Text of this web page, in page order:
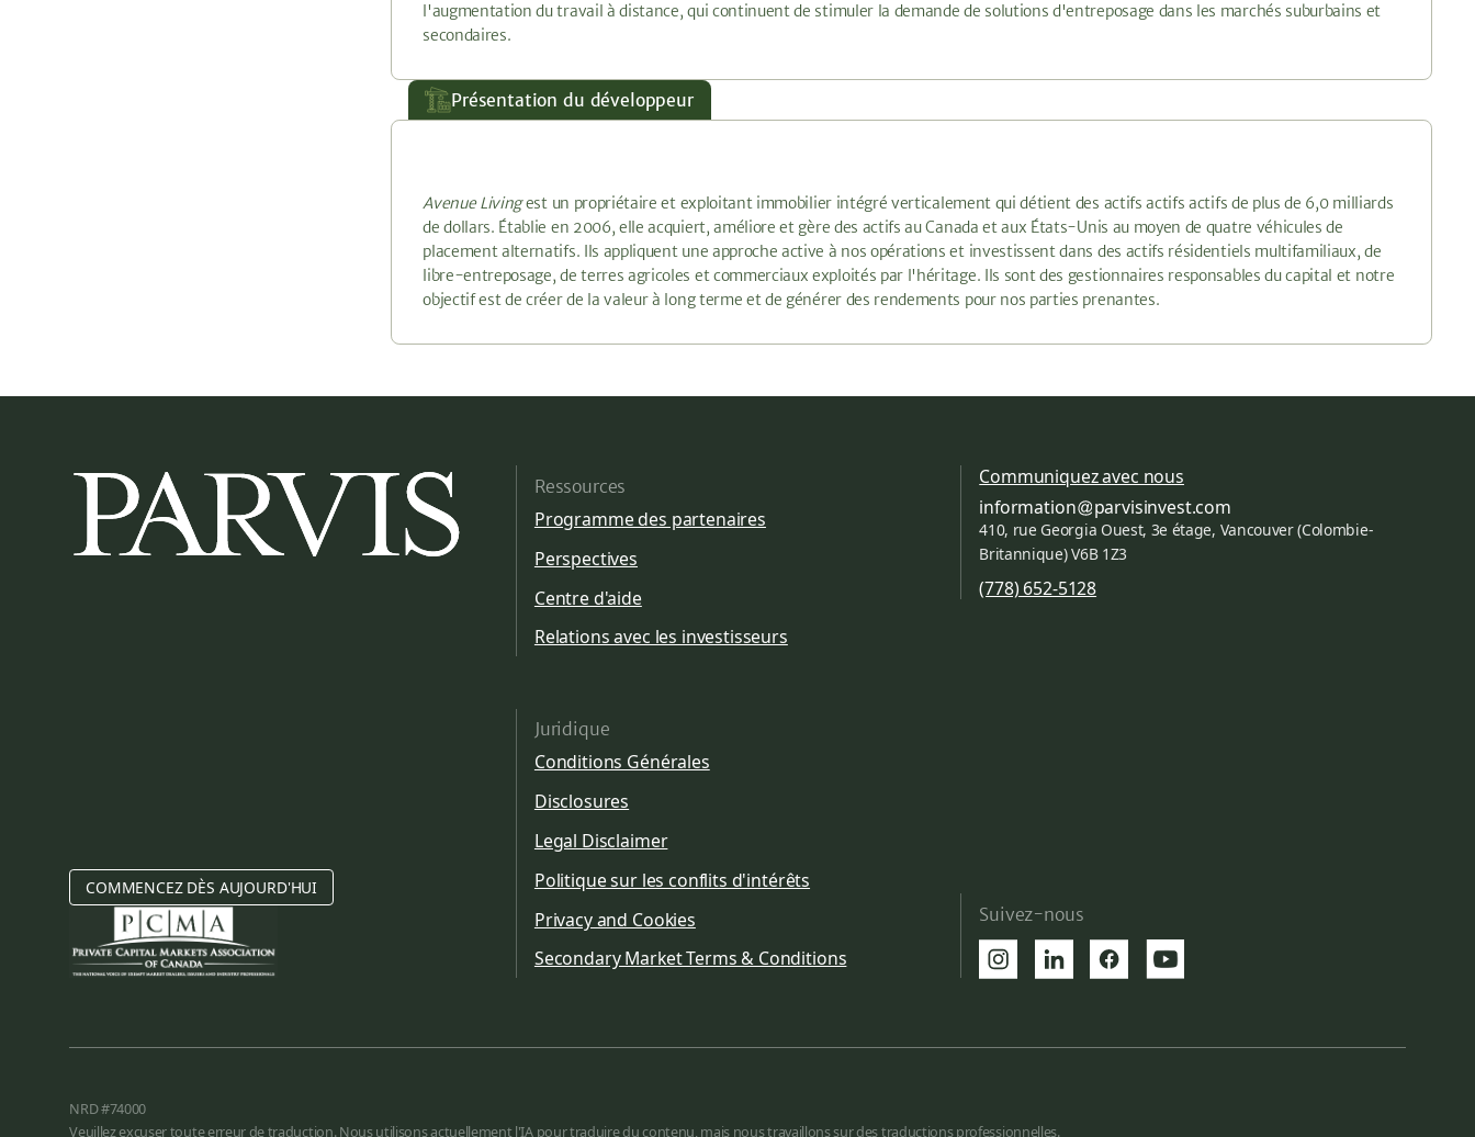
l'augmentation du travail à distance, qui continuent de stimuler la demande de solutions d'entreposage dans les marchés suburbains et
secondaires.
Présentation du développeur
Avenue Livingest un propriétaire et exploitant immobilier intégré verticalement qui détient des actifs actifs actifs de plus de 6,0 milliards
de dollars. Établie en 2006, elle acquiert, améliore et gère des actifs au Canada et aux États-Unis au moyen de quatre véhicules de
placement alternatifs. Ils appliquent une approche active à nos opérations et investissent dans des actifs résidentiels multifamiliaux, de
libre-entreposage, de terres agricoles et commerciaux exploités par l'héritage. Ils sont des gestionnaires responsables du capital et notre
objectif est de créer de la valeur à long terme et de générer des rendements pour nos parties prenantes.
COMMENCEZ DÈS AUJOURD'HUI
Ressources
Programme des partenaires
Perspectives
Centre d'aide
Relations avec les investisseurs
Juridique
Conditions Générales
Disclosures
Legal Disclaimer
Politique sur les conflits d'intérêts
Privacy and Cookies
Secondary Market Terms & Conditions
Communiquez avec nous
information
parvisinvest.com
410, rue Georgia Ouest, 3e étage, Vancouver (Colombie-
Britannique) V6B 1Z3
(778) 652-5128
Suivez-nous
NRD #74000
Veuillez excuser toute erreur de traduction. Nous utilisons actuellement l'IA pour traduire du contenu, mais nous travaillons sur des traductions professionnelles.